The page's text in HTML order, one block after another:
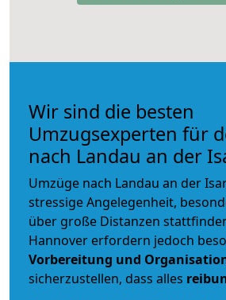
Wir sind die besten
Umzugsexperten für
nach Landau an der
Umzüge nach Landau an der
stressige Angelegenheit,
über große Distanzen
Hannover erfordern jedoch
Vorbereitung und
sicherzustellen, dass alles